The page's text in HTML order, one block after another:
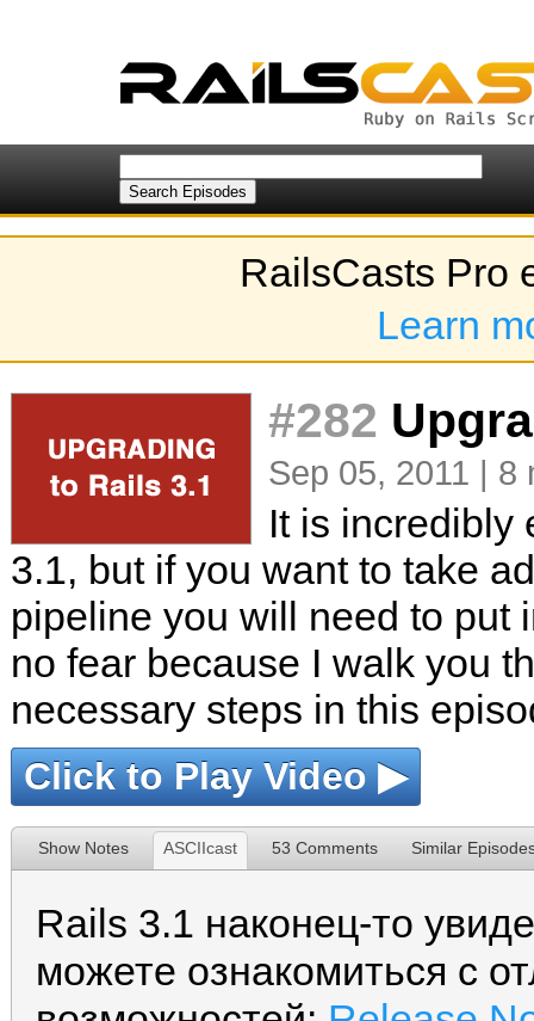
RailsCasts Pro
Learn
#282
Sep 05, 2011 |
It is incredibly
3.1, but if you want to take
pipeline you will need to put
no fear because I walk you
necessary steps in this
Click to Play Video ▶
Show Notes ASCIIcast 53 Comments Similar
Rails 3.1 наконец-то
можете ознакомиться с